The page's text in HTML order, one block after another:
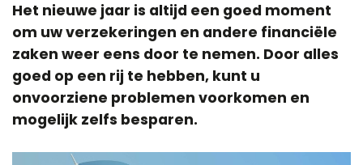
Het nieuwe jaar is altijd een goed moment
om uw verzekeringen en andere financiële
zaken weer eens door te nemen. Door alles
goed op een rij te hebben, kunt u
onvoorziene problemen voorkomen en
mogelijk zelfs besparen.